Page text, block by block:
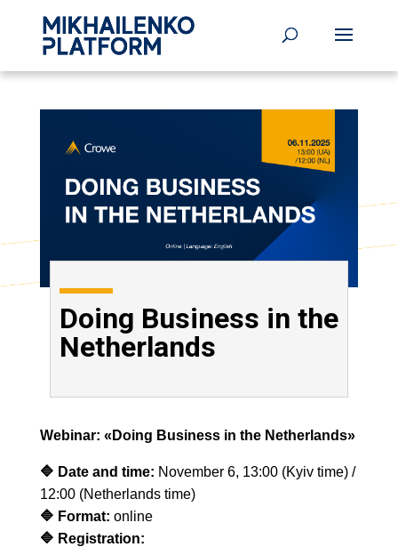
Doing Business in the
Netherlands
Webinar: «Doing Business in the Netherlands»
🔷 Date and time: November 6, 13:00 (Kyiv time) /
12:00 (Netherlands time)
🔷 Format: online
🔷 Registration: